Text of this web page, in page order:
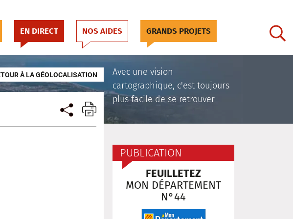
EN DIRECT NOS AIDES GRANDS PROJETS
À LA GÉOLOCALISATION
Avec une vision
cartographique, c'est toujours
plus facile de se retrouver
PUBLICATION
FEUILLETEZ
MON DÉPARTEMENT
N°44